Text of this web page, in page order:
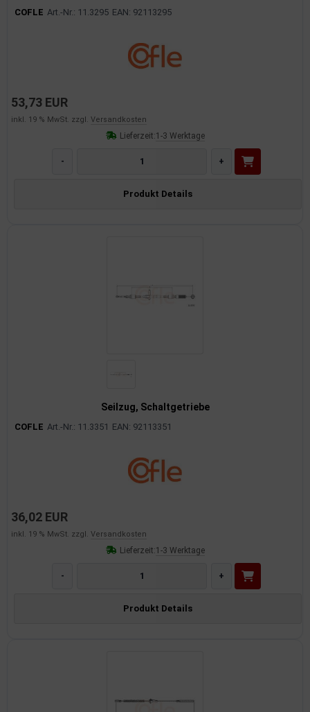
COFLE Art.-Nr.: 11.3295 EAN: 92113295
53,73 EUR
inkl. 19 % MwSt. zzgl. Versandkosten
Lieferzeit:1-3 Werktage
- +
Produkt Details
Seilzug, Schaltgetriebe
COFLE Art.-Nr.: 11.3351 EAN: 92113351
36,02 EUR
inkl. 19 % MwSt. zzgl. Versandkosten
Lieferzeit:1-3 Werktage
- +
Produkt Details